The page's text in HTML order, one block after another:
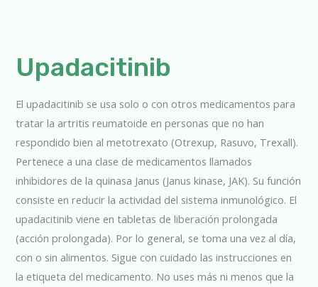
Upadacitinib
El upadacitinib se usa solo o con otros medicamentos para
tratar la artritis reumatoide en personas que no han
respondido bien al metotrexato (Otrexup, Rasuvo, Trexall).
Pertenece a una clase de medicamentos llamados
inhibidores de la quinasa Janus (Janus kinase, JAK). Su función
consiste en reducir la actividad del sistema inmunológico. El
upadacitinib viene en tabletas de liberación prolongada
(acción prolongada). Por lo general, se toma una vez al día,
con o sin alimentos. Sigue con cuidado las instrucciones en
la etiqueta del medicamento. No uses más ni menos que la
Upadacitinib